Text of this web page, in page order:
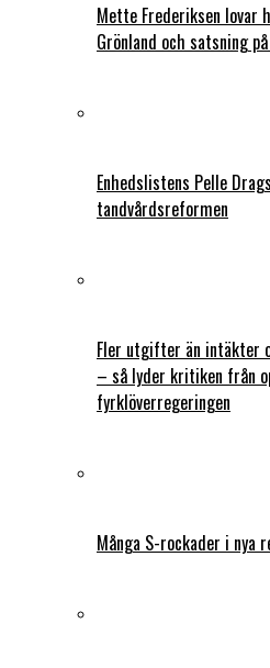
Mette Frederiksen lovar
Grönland och satsning
Enhedslistens Pelle
tandvårdsreformen
Fler utgifter än intäkter
– så lyder kritiken från
fyrklöverregeringen
Många S-rockader i nya